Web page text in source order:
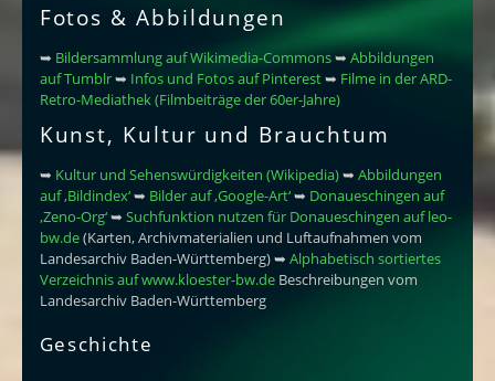
Fotos & Abbildungen
➥ Bildersammlung auf Wikimedia-Commons➥ Abbildungen
auf Tumblr➥ Infos und Fotos auf Pinterest➥ Filme in der ARD-
Retro-Mediathek (Filmbeiträge der 60er-Jahre)
Kunst, Kultur und Brauchtum
➥ Kultur und Sehenswürdigkeiten (Wikipedia)➥ Abbildungen
auf ‚Bildindex‘➥ Bilder auf ‚Google-Art‘➥ Donaueschingen auf
‚Zeno-Org‘➥ Suchfunktion nutzen für Donaueschingen auf leo-
bw.de(Karten, Archivmaterialien und Luftaufnahmen vom
Landesarchiv Baden-Württemberg) ➥ Alphabetisch sortiertes
Verzeichnis auf www.kloester-bw.deBeschreibungen vom
Landesarchiv Baden-Württemberg
Geschichte